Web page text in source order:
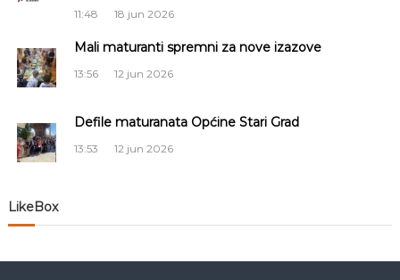
a
č
a
n
11:48 18 jun 2026
Mali maturanti spremni za nove izazove
13:56 12 jun 2026
Defile maturanata Općine Stari Grad
13:53 12 jun 2026
LikeBox